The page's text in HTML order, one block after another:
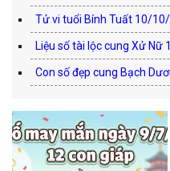
Tử vi tuổi Bính Tuất 10/
Liệu số tài lộc cung Xử
Con số đẹp cung Bạch